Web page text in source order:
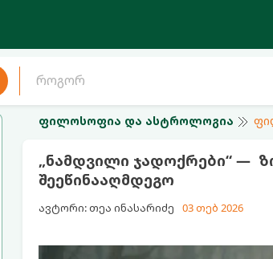
ფილოსოფია და ასტროლოგია
„ნამდვილი ჯადოქრები“ —
შეეწინააღმდეგო
ავტორი: თეა ინასარიძე 03 თებ 2026